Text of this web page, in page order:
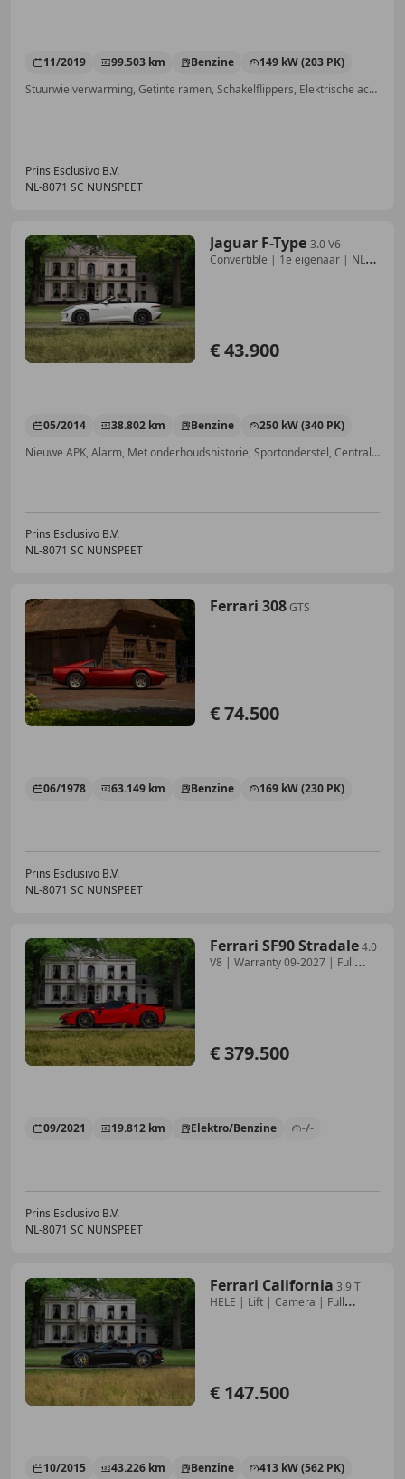
11/2019 99.503 km Benzine
149 kW (203 PK)
Stuurwielverwarming, Getinte ramen, Schakelflippers, Elektrische achterklep, Sportstoelen, Xenon verlichting, Elektrische stoelverstelling, Bi-Xenon koplampen
Prins Esclusivo B.V.
NL-8071 SC NUNSPEET
Jaguar F-Type 3.0 V6
Convertible | 1e eigenaar | NL
€ 43.900
05/2014 38.802 km Benzine
250 kW (340 PK)
Nieuwe APK, Alarm, Met onderhoudshistorie, Sportonderstel, Centrale deurvergrendeling met afstandsbediening, Schakelflippers, Xenon verlichting, Dagrijverlichting
Prins Esclusivo B.V.
NL-8071 SC NUNSPEET
Ferrari 308GTS
€ 74.500
06/1978 63.149 km Benzine 169 kW (230 PK)
Prins Esclusivo B.V.
NL-8071 SC NUNSPEET
Ferrari SF90 Stradale4.0
V8 | Warranty 09-2027 | Full
€ 379.500
09/2021 19.812 km Elektro/Benzine -/-
Prins Esclusivo B.V.
NL-8071 SC NUNSPEET
Ferrari California 3.9 T
HELE | Lift | Camera | Full
€ 147.500
10/2015 43.226 km Benzine 413 kW (562 PK)